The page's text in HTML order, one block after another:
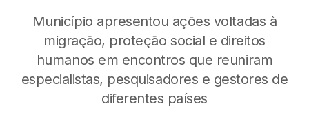
Município apresentou ações voltadas à
migração, proteção social e direitos
humanos em encontros que reuniram
especialistas, pesquisadores e gestores de
diferentes países